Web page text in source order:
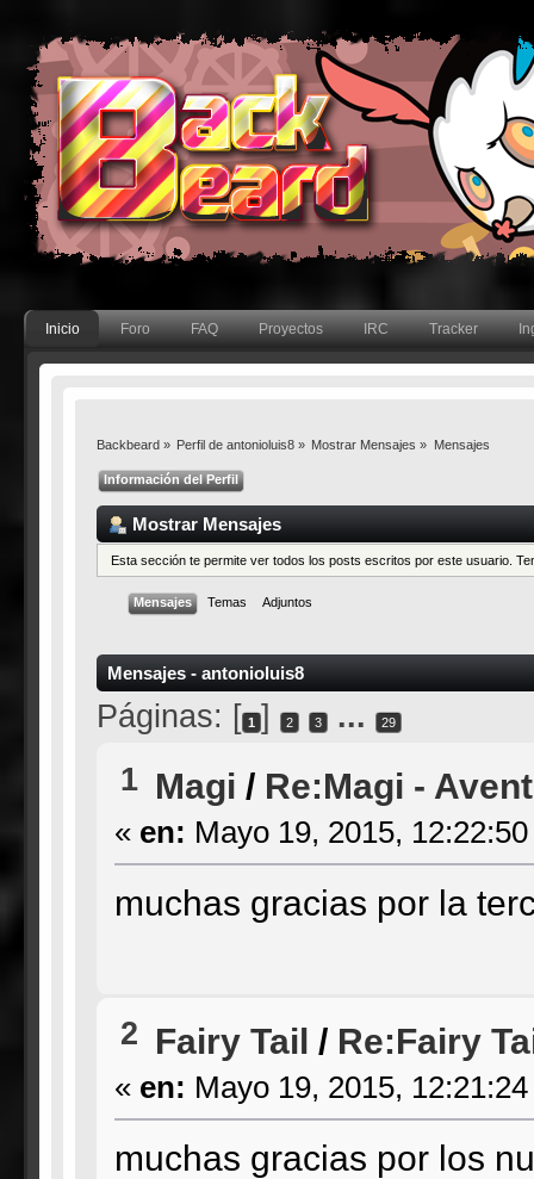
Inicio Foro FAQ Proyectos IRC Tracker
Backbeard» Perfil de antonioluis8» Mostrar Mensajes » Mensajes
Información del Perfil
Mostrar Mensajes
Esta sección te permite ver todos los posts escritos por este usuario.
Mensajes Temas Adjuntos
Mensajes - antonioluis8
Páginas: [ 1 ] 2 3 ... 29
1 Magi / Re:Magi -
« en: Mayo 19, 2015,
muchas gracias por la
2 Fairy Tail / Re:Fairy
« en: Mayo 19, 2015,
muchas gracias por los